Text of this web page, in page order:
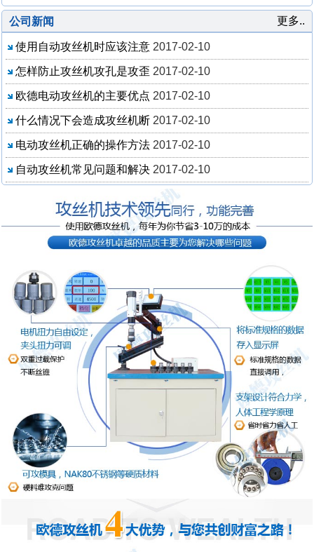
更多..
公司新闻
使用自动攻丝机时应该注意 2017-02-10
怎样防止攻丝机攻孔是攻歪 2017-02-10
欧德电动攻丝机的主要优点 2017-02-10
什么情况下会造成攻丝机断 2017-02-10
电动攻丝机正确的操作方法 2017-02-10
自动攻丝机常见问题和解决 2017-02-10